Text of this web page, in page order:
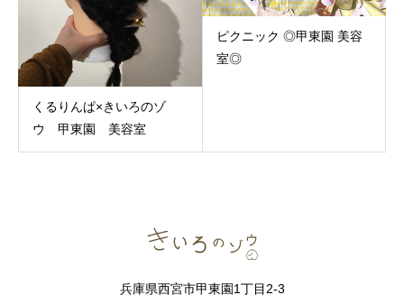
くるりんぱ×きいろのゾ
ウ 甲東園 美容室
ピクニック ◎甲東園 美容
室◎
兵庫県西宮市甲東園1丁目2-3